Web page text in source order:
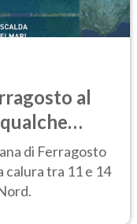
al
di Ferragosto
calura tra 11 e 14